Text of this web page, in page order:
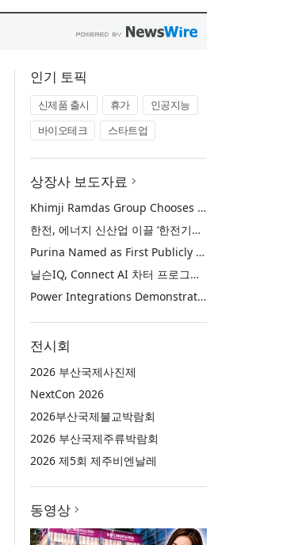
인기 토픽
신제품 출시 휴가
인공지능
바이오테크
스타트업
상장사 보도자료
Khimji Ramdas Group Chooses Rimini Street to Reduce SAP Support Costs, Protect 700+ Customizations and Reinvest Savings in Innovation
한전, 에너지 신산업 이끌 ‘한전기술지주’ 공식 출범
Purina Named as First Publicly Announced NIQ ConnectAI Charter Client
닐슨IQ, Connect AI 차터 프로그램 최초 고객사 ‘퓨리나’ 선정
Power Integrations Demonstrates World’s First 2200 V GaN Technology for Next-Era High-Voltage Power Systems
전시회
2026 부산국제사진제
NextCon 2026
2026부산국제불교박람회
2026 부산국제주류박람회
2026 제5회 제주비엔날레
동영상